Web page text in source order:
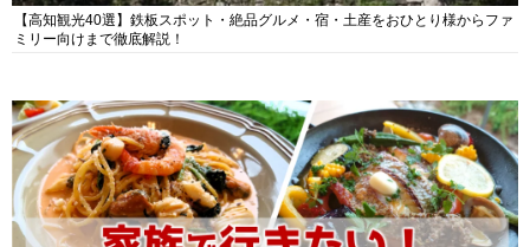
【高知観光40選】鉄板スポット・絶品グルメ・宿・土産をおひとり様からファ
ミリー向けまで徹底解説！